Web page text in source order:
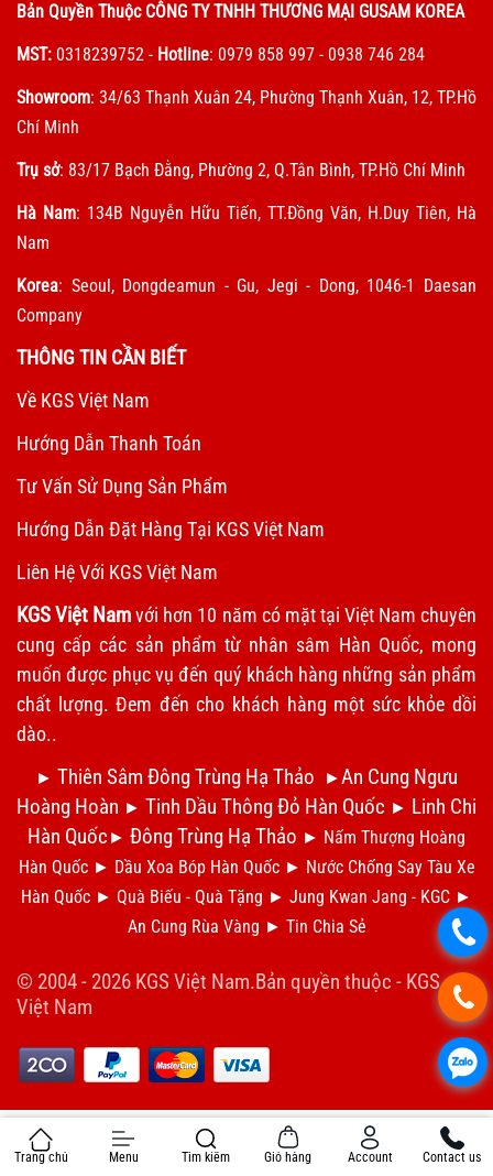
Bản Quyền Thuộc CÔNG TY TNHH THƯƠNG MẠI GUSAM KOREA
MST: 0318239752 - Hotline: 0979 858 997 - 0938 746 284
Showroom: 34/63 Thạnh Xuân 24, Phường Thạnh Xuân, 12, TP.Hồ
Chí Minh
Trụ sở: 83/17 Bạch Đằng, Phường 2, Q.Tân Bình, TP.Hồ Chí Minh
Hà Nam: 134B Nguyễn Hữu Tiến, TT.Đồng Văn, H.Duy Tiên, Hà
Nam
Korea: Seoul, Dongdeamun - Gu, Jegi - Dong, 1046-1 Daesan
Company
THÔNG TIN CẦN BIẾT
Về KGS Việt Nam
Hướng Dẫn Thanh Toán
Tư Vấn Sử Dụng Sản Phẩm
Hướng Dẫn Đặt Hàng Tại KGS Việt Nam
Liên Hệ Với KGS Việt Nam
KGS Việt Namvới hơn 10 năm có mặt tại Việt Nam chuyên
cung cấp các sản phẩm từ nhân sâm Hàn Quốc, mong
muốn được phục vụ đến quý khách hàng những sản phẩm
chất lượng. Đem đến cho khách hàng một sức khỏe dồi
dào..
.
.
.
► Thiên Sâm Đông Trùng Hạ Thảo ►An Cung Ngưu
Hoàng Hoàn ► Tinh Dầu Thông Đỏ Hàn Quốc ► Linh Chi
Hàn Quốc ► Đông Trùng Hạ Thảo ► Nấm Thượng Hoàng
Hàn Quốc ► Dầu Xoa Bóp Hàn Quốc ► Nước Chống Say Tàu Xe
Hàn Quốc ► Quà Biếu - Quà Tặng ► Jung Kwan Jang - KGC ►
An Cung Rùa Vàng ► Tin Chia Sẻ
© 2004 - 2026 KGS Việt Nam.Bản quyền thuộc - KGS
Việt Nam
Trang chủ Menu Tìm kiếm Giỏ hàng Account Contact us